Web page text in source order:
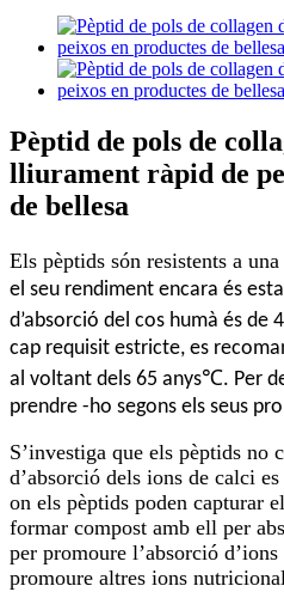
Pèptid de pols de
lliurament ràpid de
de bellesa
Els pèptids són resistents a
el seu rendiment encara és
d’absorció del cos humà és de
cap requisit estricte, es
al voltant dels 65 anys℃. Per
prendre -ho segons els seus
S’investiga que els pèptids no
d’absorció dels ions de calci
on els pèptids poden capturar
formar compost amb ell per
per promoure l’absorció
promoure altres ions